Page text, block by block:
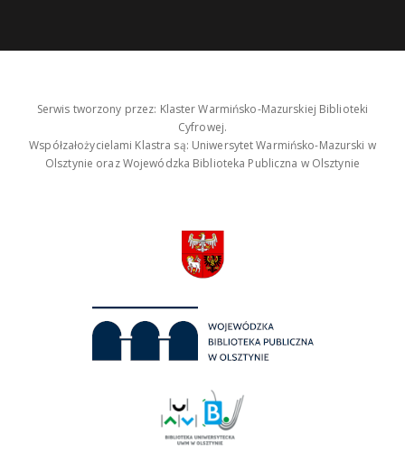
Serwis tworzony przez: Klaster Warmińsko-Mazurskiej Biblioteki
Cyfrowej.
Współzałożycielami Klastra są: Uniwersytet Warmińsko-Mazurski w
Olsztynie oraz Wojewódzka Biblioteka Publiczna w Olsztynie